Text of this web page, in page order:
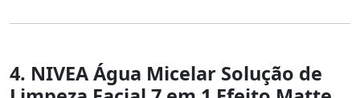
4. NIVEA Água Micelar Solução de